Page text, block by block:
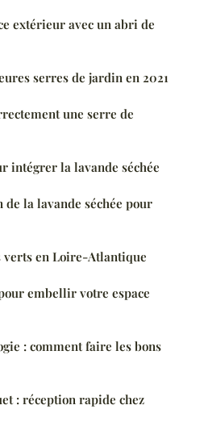
extérieur avec un abri de
serres de jardin en 2021
une serre de
intégrer la lavande séchée
la lavande séchée pour
verts en Loire-Atlantique
embellir votre espace
: comment faire les bons
: réception rapide chez